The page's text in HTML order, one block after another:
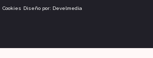
Cookies Diseño por: Develmedia